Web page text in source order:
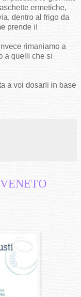
ermetiche,
dentro al frigo da
prende il
rimaniamo a
a quelli che si
a voi dosarli in base